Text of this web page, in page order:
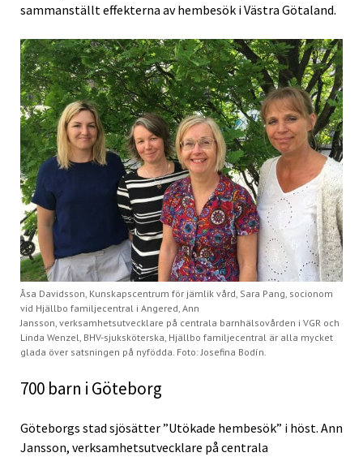
sammanställt effekterna av hembesök i Västra Götaland.
Åsa Davidsson, Kunskapscentrum för jämlik vård, Sara Pang, socionom
vid Hjällbo familjecentral i Angered, Ann
Jansson, verksamhetsutvecklare på centrala barnhälsovården i VGR och
Linda Wenzel, BHV-sjuksköterska, Hjällbo familjecentral är alla mycket
glada över satsningen på nyfödda. Foto: Josefina Bodín.
700 barn i Göteborg
Göteborgs stad sjösätter ”Utökade hembesök” i höst. Ann
Jansson, verksamhetsutvecklare på centrala